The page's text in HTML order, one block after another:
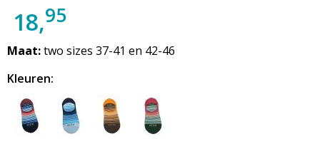
18,95
Maat:two sizes 37-41 en 42-46
Kleuren: